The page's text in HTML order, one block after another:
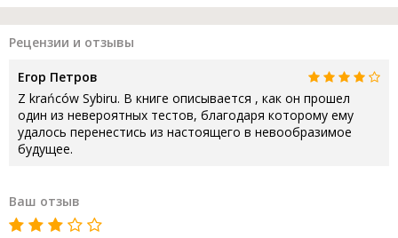
Рецензии и отзывы
Егор Петров
Z krańców Sybiru. В книге описывается , как он прошел
один из невероятных тестов, благодаря которому ему
удалось перенестись из настоящего в невообразимое
будущее.
Ваш отзыв